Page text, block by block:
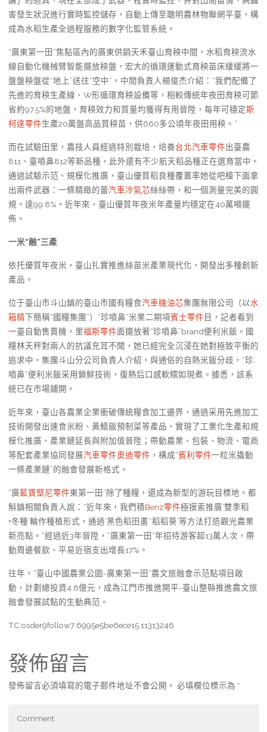
害發生狀況進行實時監控儲存，自動上傳至聰明農林物聯網平臺，構
成為水稻生產全過程服務的數字化監管系統。
“廣東第一田”焦點區內的廣東供銷天禾臺山育秧中間，水稻育秧流水
線自動化機械臂智能擺放秧盤，宏大的循環運動式育秧苗床緩緩將一
盤盤秧盤從“地上”送往“空中”。中間負責人楊俊杰介紹：“我們配備了
先進的育秧生產線、W形循環育秧設備等，相較傳統年夜田育秧可節
省約97.5%的地盤，育秧效力和質量均獲得有用晉陞，每年可穩定斯
柯達零件生產20萬盤高品質秧苗，供660多公頃年夜田用秧。”
而在試驗田里，農技人員經過特別栽培，培養台北汽車零件出臺農
811、臺噴鼻812等新品種，此外還有不少航天稻品種正在選育當中。
通過試驗示范、規模化推廣，臺山優質稻良種覆蓋率她從吧檯下面拿
出兩件武器：一條精緻的蕾汽車冷氣芯絲絲帶，和一個測量完美的圓
規。達99.8%。近年來，臺山優質年夜米年產量均穩定在40萬噸擺
佈。
一米“融”三產
依托優質年夜米，臺山扎實推進絲苗米產業現代化，開發出多種創新
產品。
位于臺山市斗山鎮的臺山市國有糧食汽車機油芯集團無限公司（以水
箱精下簡稱“國糧集團”）“珍噴鼻”米業二期項賓士零件 目，記者看到
一臺自動售賣機，里福斯零件面擺放著“珍噴鼻”brand便利米飯。國
糧林天秤對兩人的抗議充耳不聞，她已經完全沉浸在她對極致平衡的
追求中。集團斗山分公司負責人介紹，與通俗的自熱米飯分歧，“珍
噴鼻”便利米飯采用鎖鮮技術，復熱后口感軟糯如現煮。據悉，該系
統已在市場鋪開。
近年來，臺山各農業企業衝破傳統糧食加工邊界，通過采用先進加工
技術開發出速食米粉、黃鱔飯預制菜等產品，實現了工業化生產和規
模化推廣、產業鏈延長與附加值晉陞；帶動農業、包裝、物流、電商
等配套產業協同發展汽車零件奧迪零件 ，構成“賓利零件一粒米撬動
一條產業鏈”的融會發展新格式。
“廣藍寶堅尼零件東第一田”除了種糧，還成為新型的游玩目標地。都
斛鎮相關負責人說：“近年來，我們積Benz零件極摸索推廣‘雙季稻
+冬種’輪作種植形式，通過‘黑色稻田畫’‘稻稻葵’等方法打造觀光農業
新亮點。”經過近3年晉陞，“廣東第一田”年招待游客超13萬人次，帶
動周邊餐飲、平易近宿支出增長17%。
往年，“臺山中國農業公園-廣東第一田”農文旅融會示范點項目啟
動，計劃總投資4.8億元，成為江門市推進開平-臺山整縣推進農文旅
融會發展試點的生動典范。
TC:osder9follow7 6995e5be6ece15.11313246
發佈留言
發佈留言必須填寫的電子郵件地址不會公開。 必填欄位標示為 *